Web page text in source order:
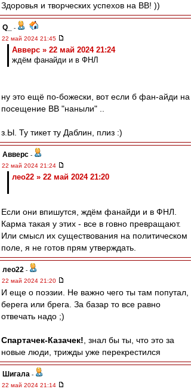
Здоровья и творческих успехов на ВВ! ))
Q_
-
22 май 2024 21:45
Авверс » 22 май 2024 21:24
ждём фанайди и в ФНЛ
ну это ещё по-божески, вот если б фан-айди на
посещение ВВ "наныли" ..
з.Ы. Ту тикет ту Даблин, плиз :)
Авверс -
22 май 2024 21:24
лео22 » 22 май 2024 21:20
Если они впишутся, ждём фанайди и в ФНЛ.
Карма такая у этих - все в говно превращают.
Или смысл их существования на политическом
поле, я не готов прям утверждать.
лео22 -
22 май 2024 21:20
И еще о поэзии. Не важно чего ты там попутал,
берега или брега. За базар то все равно
отвечать надо ;)
Спартачек-Казачек! , знал бы ты, что это за
новые люди, трижды уже перекрестился
Шигала -
22 май 2024 21:14